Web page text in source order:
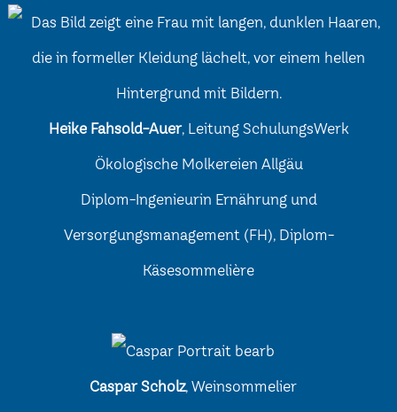
Heike Fahsold-Auer, Leitung SchulungsWerk
Ökologische Molkereien Allgäu
Diplom-Ingenieurin Ernährung und
Versorgungsmanagement (FH), Diplom-
Käsesommelière
Caspar Scholz, Weinsommelier